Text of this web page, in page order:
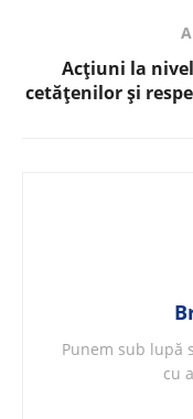
Acțiuni la
cetățenilor și
Punem sub lupă
cu